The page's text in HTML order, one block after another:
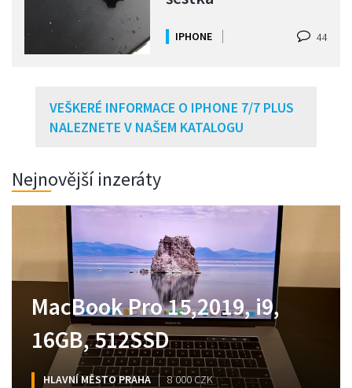
IPHONE 44
VEŠKERÉ INFORMACE O IPHONE 7/7 PLUS
NALEZNETE V NAŠEM KATALOGU
Nejnovější inzeráty
MacBook Pro 14,2021,M1
Pro,16GB,512 SSD
HLAVNÍ MĚSTO PRAHA 17 000 CZK
MacBook Pro 15,2019, i9,
16GB, 512SSD
HLAVNÍ MĚSTO PRAHA 8 000 CZK
Zánovní MacBook Neo
256GB v záruce
HLAVNÍ MĚSTO PRAHA 13 000 CZK
MacBook Air M1 jako nový,
záruka
HLAVNÍ MĚSTO PRAHA 12 000 CZK
Prodám 13 pro max
HLAVNÍ MĚSTO PRAHA 7 500 CZK